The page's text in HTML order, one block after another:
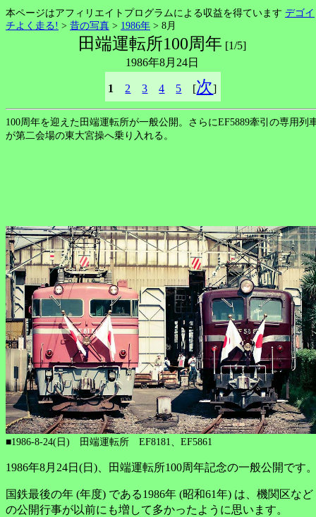
本ページはアフィリエイトプログラムによる収益を得ています デゴイ
チよく走る! > 昔の写真 > 1986年 > 8月
田端運転所100周年 [1/5]
1986年8月24日
1 2 3 4 5 [次]
100周年を迎えた田端運転所が一般公開。さらにEF5889牽引の専用列
が第二会場の東大宮操へ乗り入れる。
■1986-8-24(日) 田端運転所 EF8181、EF5861
1986年8月24日(日)、田端運転所100周年記念の一般公開です
国鉄最後の年 (年度) である1986年 (昭和61年) は、機関区など
の公開行事が以前にも増して多かったように思います。